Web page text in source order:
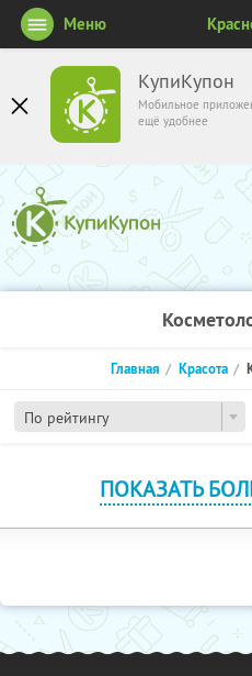
КупиКупон
Мобильное
ещё удобнее
Меню
По рейтингу
Главная Красота
ПОКАЗАТЬ